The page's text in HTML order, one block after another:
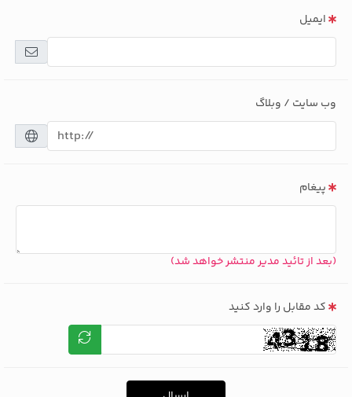
ایمیل
وب سایت / وبلاگ
پیغام
(بعد از تائید مدیر منتشر خواهد شد)
کد مقابل را وارد کنید